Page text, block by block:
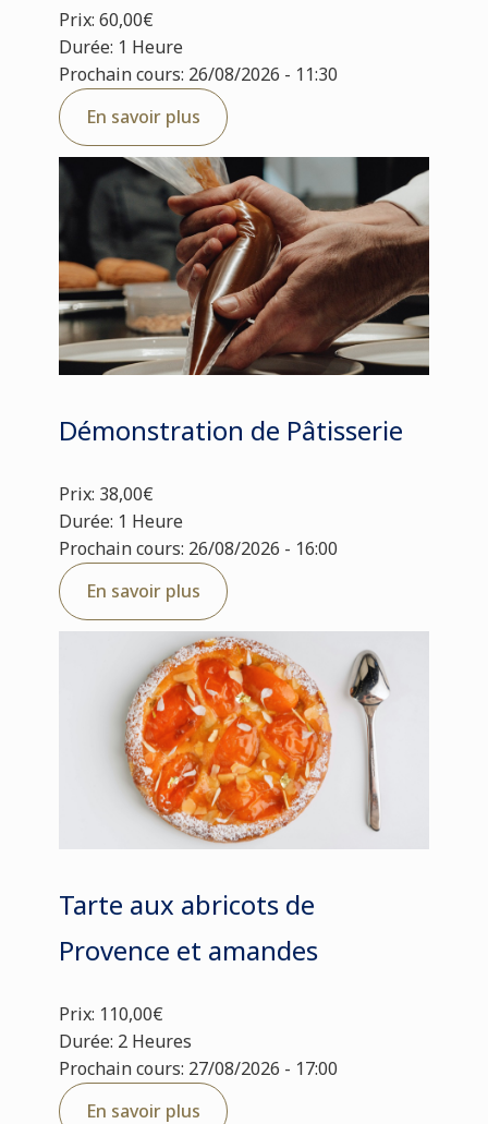
Prix: 60,00€
Durée: 1 Heure
Prochain cours: 26/08/2026 - 11:30
En savoir plus
Démonstration de Pâtisserie
Prix: 38,00€
Durée: 1 Heure
Prochain cours: 26/08/2026 - 16:00
En savoir plus
Tarte aux abricots de
Provence et amandes
Prix: 110,00€
Durée: 2 Heures
Prochain cours: 27/08/2026 - 17:00
En savoir plus